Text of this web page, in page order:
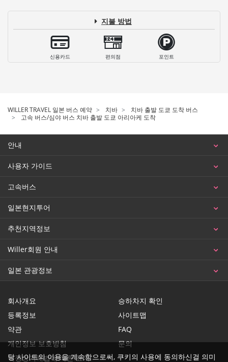
지불 방법
신용카드 편의점 포인트
WILLER TRAVEL 일본 버스 예약 치바
치바 출발 도쿄 도착 버스
고속 버스/심야 버스 치바 출발 도쿄 아리아케 도착
안내
사용자 가이드
고속버스
일본현지투어
추천지역정보
Willer회원 안내
일본 관광정보
회사개요
등록정보
약관
개인정보 보호방침
특정상거래법에 따른 표기
승하차지 확인
사이트맵
FAQ
문의
당 사이트의 이용을 계속함으로써, 쿠키의 사용에 동의하신걸 의미